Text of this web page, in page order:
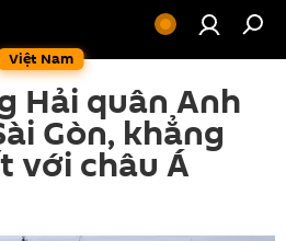
Việt Nam
Hải quân Anh
Gòn, khẳng
với châu Á